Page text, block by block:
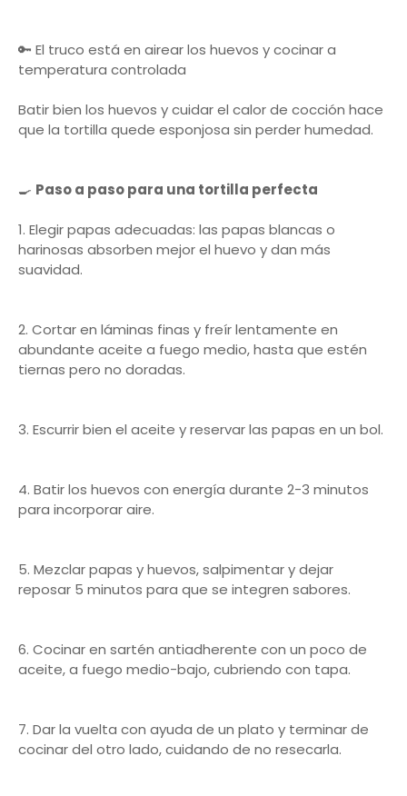
🔑 El truco está en airear los huevos y cocinar a
temperatura controlada
Batir bien los huevos y cuidar el calor de cocción hace
que la tortilla quede esponjosa sin perder humedad.
🍳 Paso a paso para una tortilla perfecta
1. Elegir papas adecuadas: las papas blancas o
harinosas absorben mejor el huevo y dan más
suavidad.
2. Cortar en láminas finas y freír lentamente en
abundante aceite a fuego medio, hasta que estén
tiernas pero no doradas.
3. Escurrir bien el aceite y reservar las papas en un bol.
4. Batir los huevos con energía durante 2-3 minutos
para incorporar aire.
5. Mezclar papas y huevos, salpimentar y dejar
reposar 5 minutos para que se integren sabores.
6. Cocinar en sartén antiadherente con un poco de
aceite, a fuego medio-bajo, cubriendo con tapa.
7. Dar la vuelta con ayuda de un plato y terminar de
cocinar del otro lado, cuidando de no resecarla.